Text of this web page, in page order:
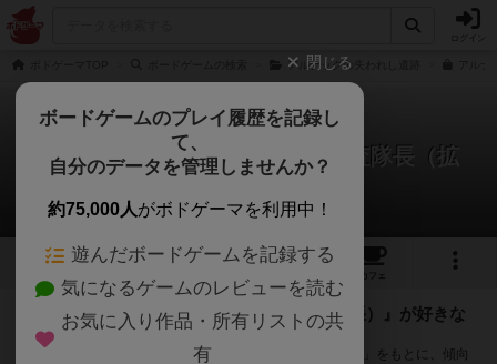
アルナックの失われし遺跡
アルナックの失われし遺跡：調査隊長（拡
張）
次のおすすめボードゲーム
12 10
カフェ
『アルナックの失われし遺跡：調査隊長（拡張）』が好きな
方へのおすすめ
このゲームのトップページで投票された「プレイ感の評価」をもとに、傾向
閉じる
ボードゲームのプレイ履歴を記録し
て、
自分のデータを管理しませんか？
約75,000人がボドゲーマを利用中！
遊んだボードゲームを記録する
気になるゲームのレビューを読む
お気に入り作品・所有リストの共
有